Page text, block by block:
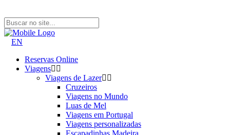
EN
Reservas Online
Viagens
Viagens de Lazer
Cruzeiros
Viagens no Mundo
Luas de Mel
Viagens em Portugal
Viagens personalizadas
Escapadinhas Madeira